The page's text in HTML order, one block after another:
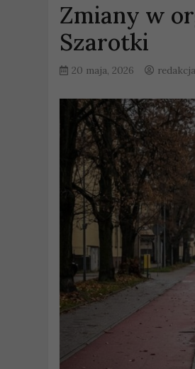
Zmiany w
Szarotki
20 maja, 2026 redakcja